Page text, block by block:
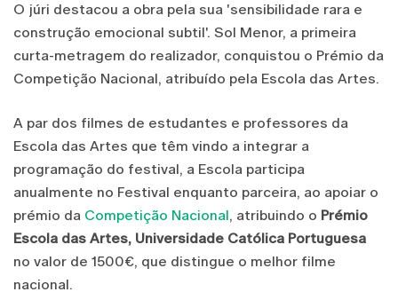
O júri destacou a obra pela sua 'sensibilidade rara e
construção emocional subtil'. Sol Menor, a primeira
curta-metragem do realizador, conquistou o Prémio da
Competição Nacional, atribuído pela Escola das Artes.
A par dos filmes de estudantes e professores da
Escola das Artes que têm vindo a integrar a
programação do festival, a Escola participa
anualmente no Festival enquanto parceira, ao apoiar o
prémio da Competição Nacional, atribuindo o Prémio
Escola das Artes, Universidade Católica Portuguesa
no valor de 1500€, que distingue o melhor filme
nacional.